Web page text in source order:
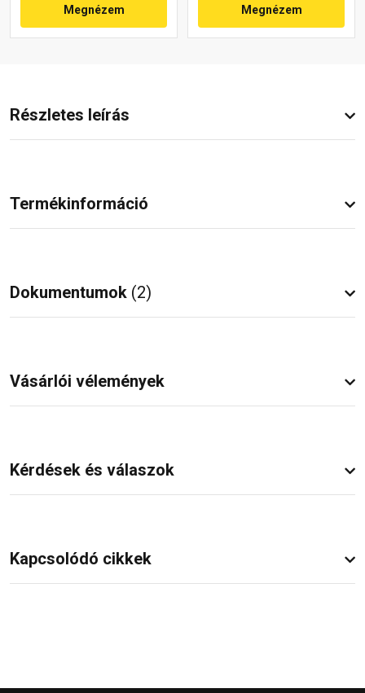
Megnézem Megnézem
Részletes leírás
Termékinformáció
Dokumentumok (2)
Vásárlói vélemények
Kérdések és válaszok
Kapcsolódó cikkek